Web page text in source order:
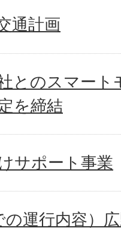
通計画
とのスマー
を締結
サポート事業
の運行内容）